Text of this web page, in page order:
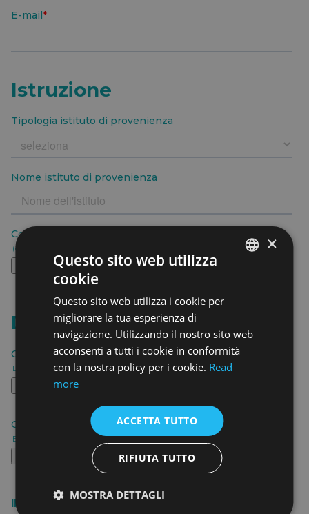
×
Questo sito web utilizza
cookie
Questo sito web utilizza i cookie per
migliorare la tua esperienza di
navigazione. Utilizzando il nostro sito web
acconsenti a tutti i cookie in conformità
con la nostra policy per i cookie. Read
more
ACCETTA TUTTO
RIFIUTA TUTTO
MOSTRA DETTAGLI